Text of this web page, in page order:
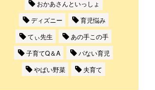
おかあさんといっしょ
ディズニー
育児悩み
てぃ先生
あの手この手
子育てQ＆A
パない育児
やばい野菜
夫育て